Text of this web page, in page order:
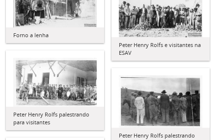
Forno a lenha
Peter Henry Rolfs e visitantes na
ESAV
Peter Henry Rolfs palestrando
para visitantes
Peter Henry Rolfs palestrando